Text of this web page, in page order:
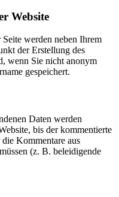
Website
werden neben Ihrem
der Erstellung des
wenn Sie nicht anonym
gespeichert.
Daten werden
bis der kommentierte
Kommentare aus
(z. B. beleidigende